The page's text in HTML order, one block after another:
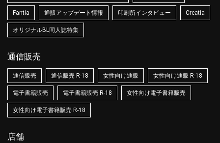
Fantia 通販アップデート情報 印刷所インタビュー Creatia
オリジナルBL同人誌特集
通信販売
通信販売 通信販売 R-18 女性向け通販 女性向け通販 R-18
電子書籍販売 電子書籍販売 R-18 女性向け電子書籍販売
女性向け電子書籍販売 R-18
店舗